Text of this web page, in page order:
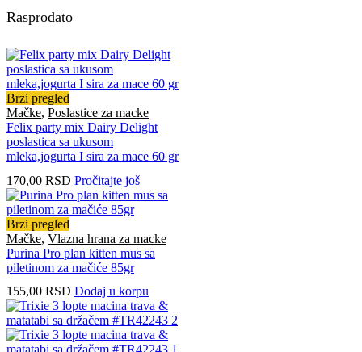
Rasprodato
Brzi pregled
Mačke, Poslastice za macke
Felix party mix Dairy Delight
poslastica sa ukusom
mleka,jogurta I sira za mace 60 gr
170,00 RSD Pročitajte još
Brzi pregled
Mačke, Vlazna hrana za macke
Purina Pro plan kitten mus sa
piletinom za mačiće 85gr
155,00 RSD Dodaj u korpu